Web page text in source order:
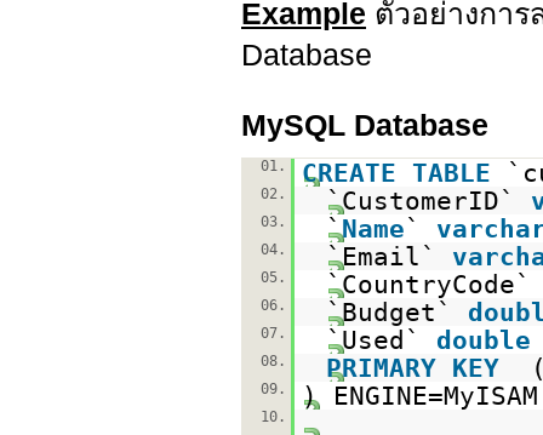
Example ตัวอย่างการ
Database
MySQL Database
01. CREATE TABLE
02. `CustomerID`
03. `Name`
04. `Email`
05.
06. `Budget`
07. `Used` double
08. PRIMARY KEY
09. )
10.